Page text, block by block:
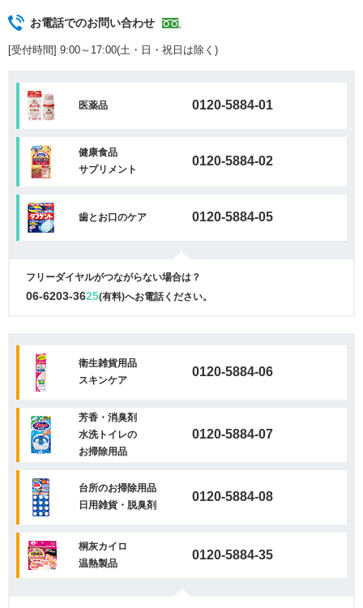
お電話でのお問い合わせ
[受付時間] 9:00～17:00(土・日・祝日は除く)
医薬品 0120-5884-01
健康食品
サプリメント
0120-5884-02
歯とお口のケア 0120-5884-05
フリーダイヤルがつながらない場合は？
06-6203-3625(有料)へお電話ください。
衛生雑貨用品
スキンケア
0120-5884-06
芳香・消臭剤
水洗トイレの
お掃除用品
0120-5884-07
台所のお掃除用品
日用雑貨・脱臭剤
0120-5884-08
桐灰カイロ
温熱製品
0120-5884-35